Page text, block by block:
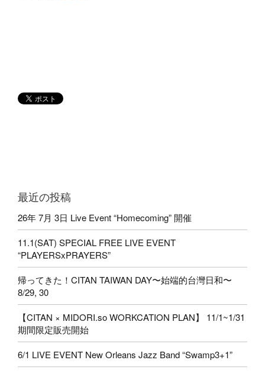
最近の投稿
26年 7月 3日 Live Event “Homecoming” 開催
11.1(SAT) SPECIAL FREE LIVE EVENT
“PLAYERSxPRAYERS”
帰ってきた！CITAN TAIWAN DAY〜始端的台灣日和〜
8/29, 30
【CITAN × MIDORI.so WORKCATION PLAN】 11/1~1/31
期間限定販売開始
6/1 LIVE EVENT New Orleans Jazz Band “Swamp3+1”